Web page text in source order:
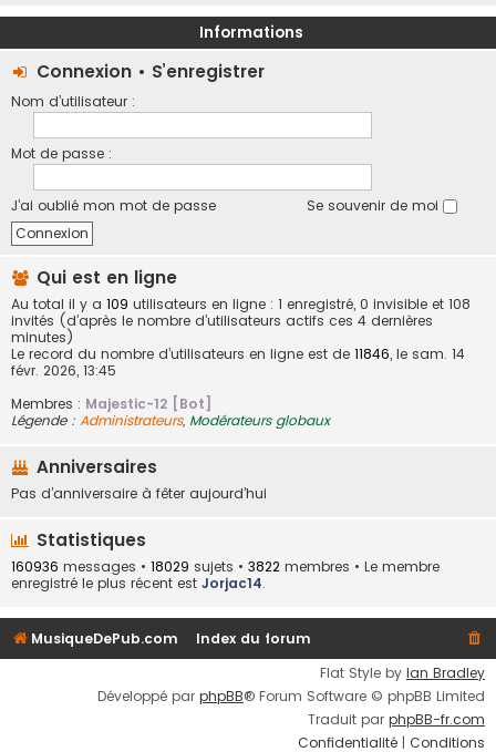
Informations
Connexion • S’enregistrer
Nom d’utilisateur :
Mot de passe :
J’ai oublié mon mot de passe Se souvenir de moi
Qui est en ligne
Au total il y a 109 utilisateurs en ligne : 1 enregistré, 0 invisible et 108
invités (d’après le nombre d’utilisateurs actifs ces 4 dernières
minutes)
Le record du nombre d’utilisateurs en ligne est de 11846, le sam. 14
févr. 2026, 13:45
Membres : Majestic-12 [Bot]
Légende : Administrateurs, Modérateurs globaux
Anniversaires
Pas d’anniversaire à fêter aujourd’hui
Statistiques
160936 messages • 18029 sujets • 3822 membres • Le membre
enregistré le plus récent est Jorjac14.
MusiqueDePub.com
Index du forum
Flat Style by Ian Bradley
Développé par phpBB® Forum Software © phpBB Limited
Traduit par phpBB-fr.com
Confidentialité | Conditions